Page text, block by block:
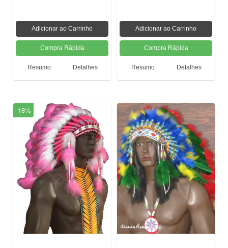
Resumo Detalhes Resumo Detalhes
-18%